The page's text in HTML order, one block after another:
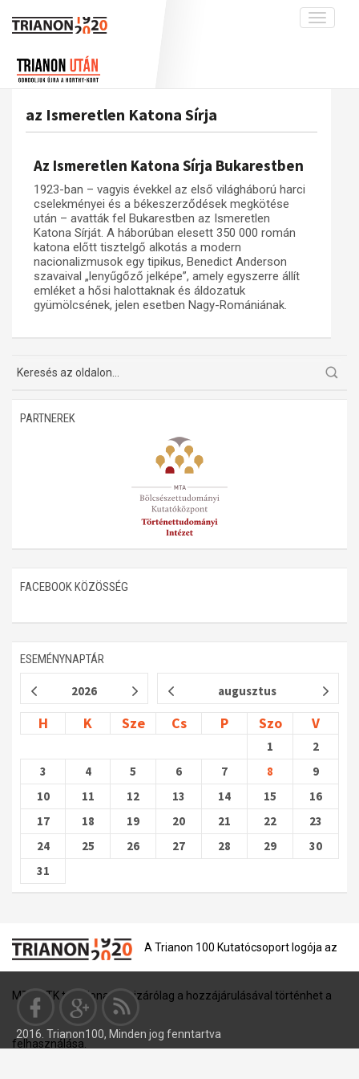
Toggle
interpretációk
A békerendszer megszilárdulása
Utókor és emlékezet
Munkatársaink
Adatbázis
Emlékművek (feltöltés alatt)
Menekültek
Visszhang
Publikációk
Kapcsolat
Trianon-kommentár
az Ismeretlen Katona Sírja
Az Ismeretlen Katona Sírja Bukarestben
1923-ban – vagyis évekkel az első világháború harci
cselekményei és a békeszerződések megkötése
után – avatták fel Bukarestben az Ismeretlen
Katona Sírját. A háborúban elesett 350 000 román
katona előtt tisztelgő alkotás a modern
nacionalizmusok egy tipikus, Benedict Anderson
szavaival „lenyűgőző jelképe”, amely egyszerre állít
emléket a hősi halottaknak és áldozatuk
gyümölcsének, jelen esetben Nagy-Romániának.
PARTNEREK
FACEBOOK KÖZÖSSÉG
ESEMÉNYNAPTÁR
2026 augusztus
H K Sze Cs P Szo V
1
2
3
4 5 6 7 8
9
10
11 12 13 14 15
16
17
18 19 20 21 22
23
24
25 26 27 28 29
30
31
A Trianon 100 Kutatócsoport logója az
MTA BTK tulajdona, és kizárólag a hozzájárulásával történhet a
felhasználása.
2016. Trianon100, Minden jog fenntartva